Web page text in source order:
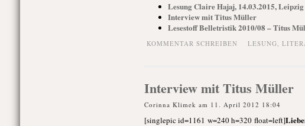
Lesung Claire Hajaj, 14.03.2015, Leipzig
Interview mit Titus Müller
Lesestoff Belletristik 2010/08 – Titus
KOMMENTAR SCHREIBEN LESUNG,
Interview mit Titus Müller
Corinna Klimek am 11. April 2012 18:04
[singlepic id=1161 w=240 h=320 float=left]